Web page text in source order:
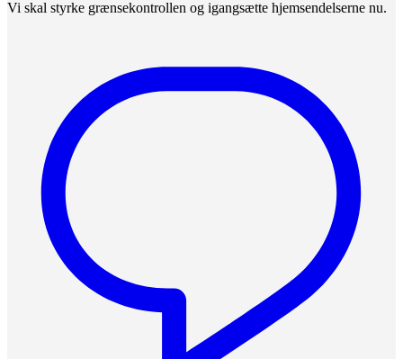
Vi skal styrke grænsekontrollen og igangsætte hjemsendelserne nu.